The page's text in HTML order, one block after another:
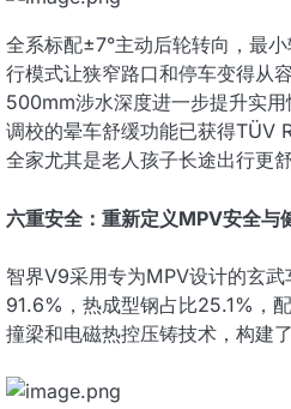
全系标配±7°主动后轮转向，最
行模式让狭窄路口和停车变得从
500mm涉水深度进一步提升实
调校的晕车舒缓功能已获得TÜV
全家尤其是老人孩子长途出行更舒
六重安全：重新定义MPV安全与
智界V9采用专为MPV设计的玄
91.6%，热成型钢占比25.1%，
撞梁和电磁热控压铸技术，构建了